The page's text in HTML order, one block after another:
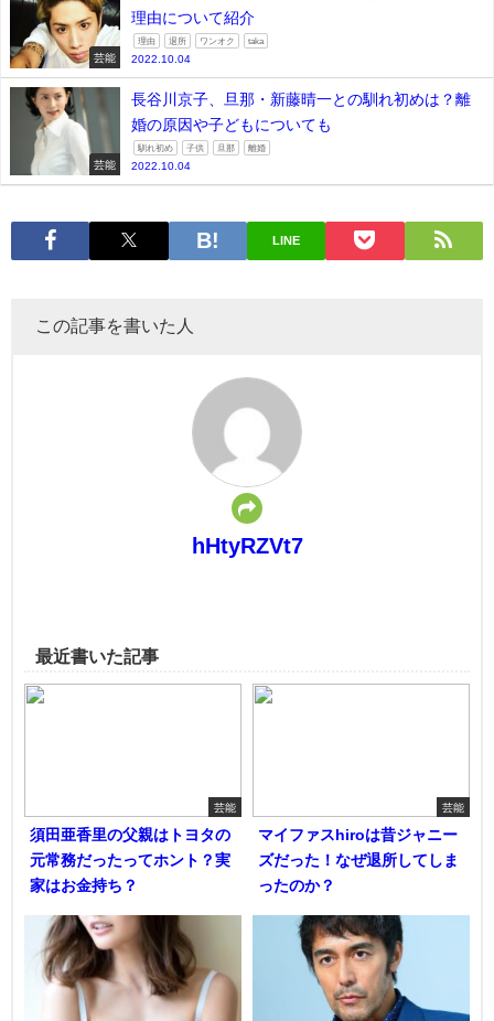
芸能
理由について紹介
理由 退所 ワンオク taka
2022.10.04
芸能
長谷川京子、旦那・新藤晴一との馴れ初めは？離
婚の原因や子どもについても
馴れ初め 子供 旦那 離婚
2022.10.04
LINE
この記事を書いた人
hHtyRZVt7
最近書いた記事
芸能
須田亜香里の父親はトヨタの
元常務だったってホント？実
家はお金持ち？
芸能
マイファスhiroは昔ジャニー
ズだった！なぜ退所してしま
ったのか？